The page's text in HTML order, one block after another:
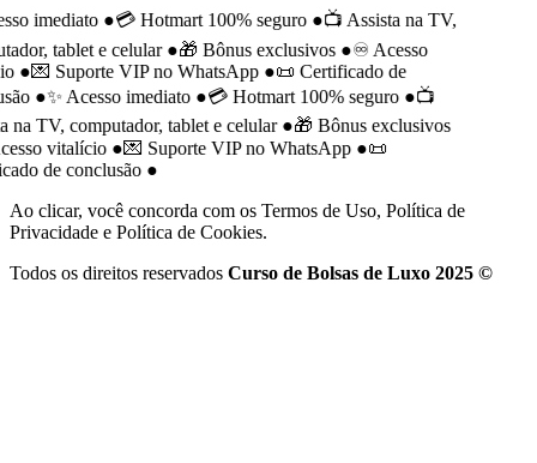
imediato ● 💳 Hotmart 100% seguro ● 📺 Assista na TV,
tablet e celular ● 🎁 Bônus exclusivos ● ♾️ Acesso
● 💌 Suporte VIP no WhatsApp ● 📜 Certificado de
● ✨ Acesso imediato ● 💳 Hotmart 100% seguro ● 📺
TV, computador, tablet e celular ● 🎁 Bônus exclusivos
vitalício ● 💌 Suporte VIP no WhatsApp ● 📜
de conclusão ●
Ao clicar, você concorda com os Termos de Uso, Política de
Privacidade e Política de Cookies.
Todos os direitos reservados Curso de Bolsas de Luxo 2025 ©